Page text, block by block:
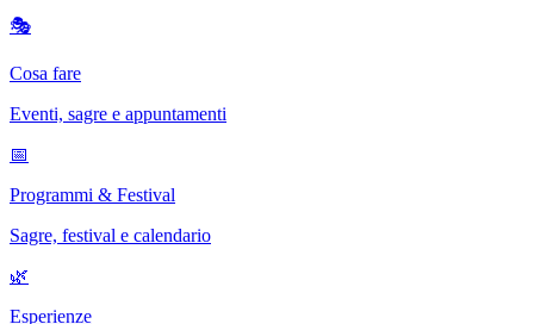
🎭
Cosa fare
Eventi, sagre e appuntamenti
📅
Programmi & Festival
Sagre, festival e calendario
🌿
Esperienze